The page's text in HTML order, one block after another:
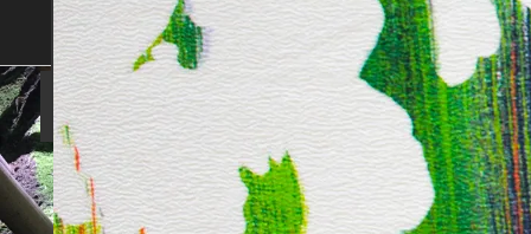
SHOP SHOPPING GUIDE
ABOUT US FAN VOICE ALBUM
NEWS SAMURAI-DEN
現代のサムライたちの時空間へ